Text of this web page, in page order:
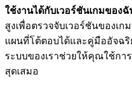
ใช้งานได้กับเวอร์ชันเกมของ
สูงเพื่อตรวจจับเวอร์ชันของเ
แผนที่โต้ตอบได้และคู่มืออัจฉ
ระบบของเราช่วยให้คุณใช้กา
สุดเสมอ